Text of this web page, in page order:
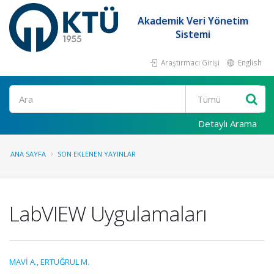
Akademik Veri Yönetim
Sistemi
Araştırmacı Girişi English
Ara
Detaylı Arama
ANA SAYFA SON EKLENEN YAYINLAR
LabVIEW Uygulamaları
MAVİ A.,ERTUĞRUL M.